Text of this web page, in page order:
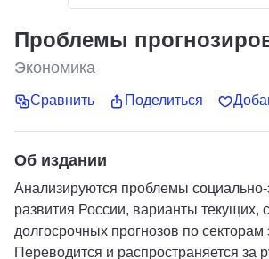
Проблемы
Экономика
Сравнить Поделиться
Об издании
Анализируются проблемы социально-
развития России, варианты текущих,
долгосрочных прогнозов по секторам
Переводится и распространяется за